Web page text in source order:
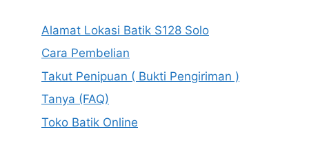
Alamat Lokasi Batik S128 Solo
Cara Pembelian
Takut Penipuan ( Bukti Pengiriman )
Tanya (FAQ)
Toko Batik Online